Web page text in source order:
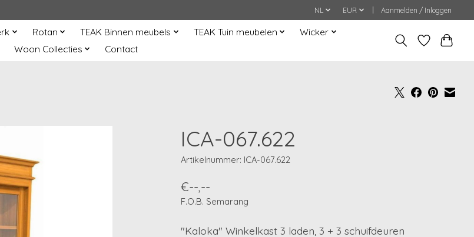
NL EUR Aanmelden / Inloggen
Rotan TEAK Binnen meubels TEAK Tuin meubelen
Wicker
Woon Collecties
Contact
ICA-067.622
Artikelnummer: ICA-067.622
€--,--
F.O.B. Semarang
"Kaloka" Winkelkast 3 laden, 3 + 3 schuifdeuren